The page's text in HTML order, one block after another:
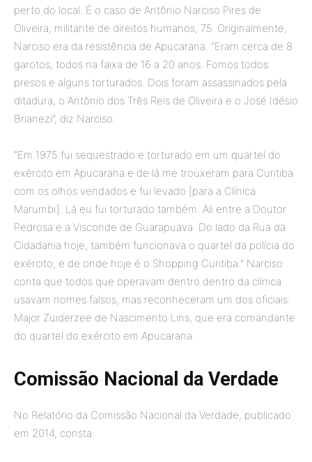
perto do local. É o caso de Antônio Narciso Pires de
Oliveira, militante de direitos humanos, 75. Originalmente,
Narciso era da resistência de Apucarana. “Eram cerca de 8
garotos, todos na faixa de 16 a 20 anos. Fomos todos
presos e alguns torturados. Dois foram assassinados pela
ditadura, o Antônio dos Três Reis de Oliveira e o José Idésio
Brianezi”, diz Narciso.
“Em 1975 fui sequestrado e torturado em um quartel do
exército em Apucarana e de lá me trouxeram para Curitiba
com os olhos vendados e fui levado [para a Clínica
Marumbi]. Lá eu fui torturado também. Ali entre a Doutor
Pedrosa e a Visconde de Guarapuava. Do lado da Rua da
Cidadania hoje, também funcionava o quartel da polícia do
exército, e de onde hoje é o Shopping Curitiba.” Narciso
conta que todos que operavam dentro dentro da clínica
usavam nomes falsos, mas reconheceram um dos oficiais:
Major Zuiderzee de Nascimento Lins, que era comandante
do quartel do exército em Apucarana.
Comissão Nacional da Verdade
No Relatório da Comissão Nacional da Verdade, publicado
em 2014, consta: